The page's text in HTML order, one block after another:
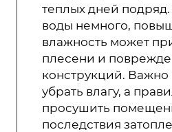
теплых дней
воды немного,
влажность может
плесени и
конструкций. Важно
убрать влагу, а
просушить
последствия